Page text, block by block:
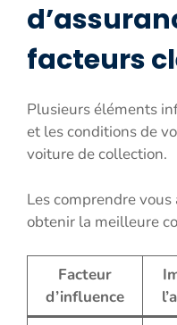
facteurs
Plusieurs éléments
et les conditions de
voiture de collection.
Les comprendre
obtenir la meilleure
Facteur
d’influence